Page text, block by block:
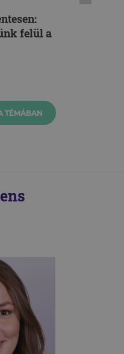
felül a
TÉMÁBAN